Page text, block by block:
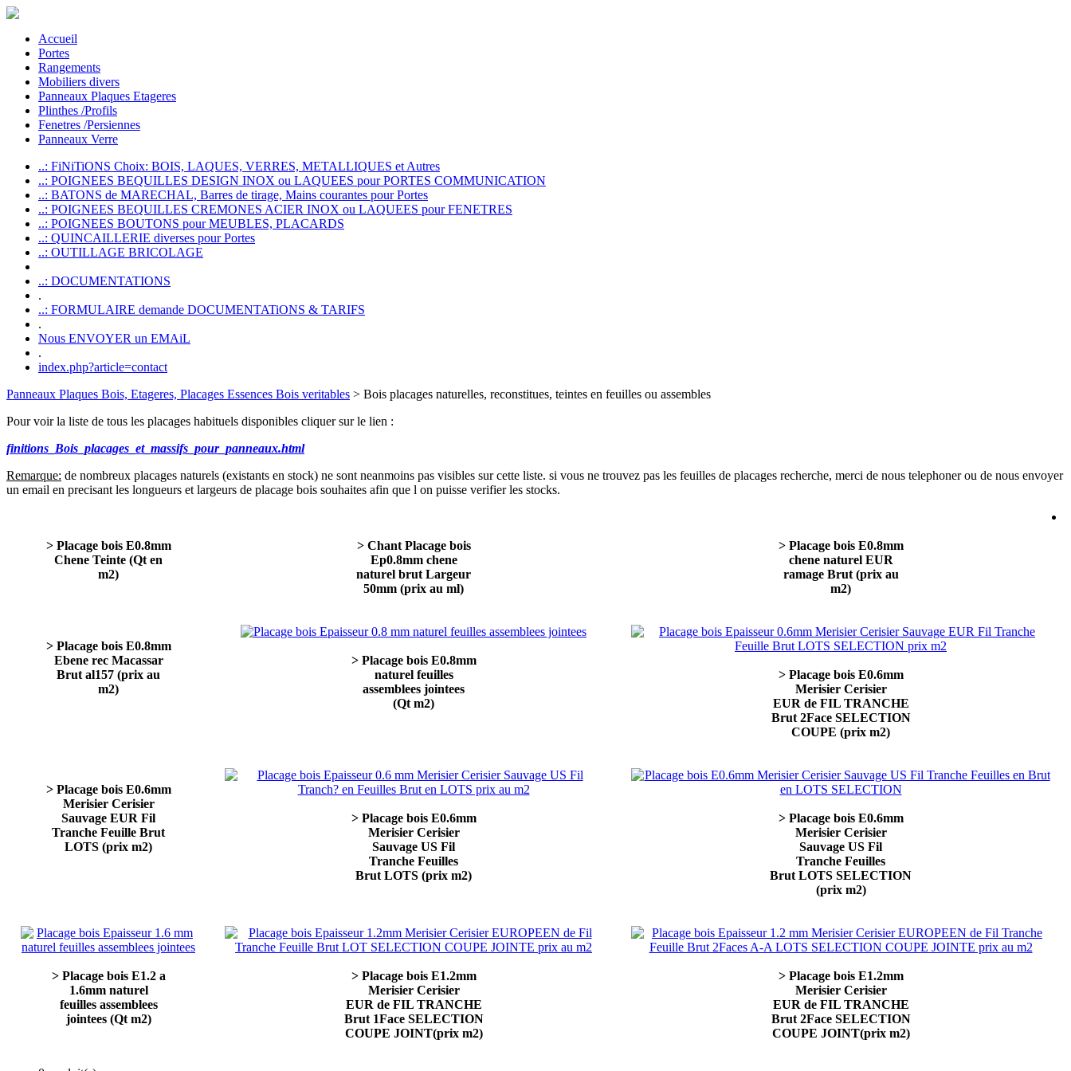
Accueil
Portes
Rangements
Mobiliers divers
Panneaux Plaques Etageres
Plinthes /Profils
Fenetres /Persiennes
Panneaux Verre
..: FiNiTiONS Choix: BOIS, LAQUES, VERRES, METALLIQUES et Autres
..: POIGNEES BEQUILLES DESIGN INOX ou LAQUEES pour PORTES COMMUNICATION
..: BATONS de MARECHAL, Barres de tirage, Mains courantes pour Portes
..: POIGNEES BEQUILLES CREMONES ACIER INOX ou LAQUEES pour FENETRES
..: POIGNEES BOUTONS pour MEUBLES, PLACARDS
..: QUINCAILLERIE diverses pour Portes
..: OUTILLAGE BRICOLAGE
..: DOCUMENTATIONS
.
..: FORMULAIRE demande DOCUMENTATiONS & TARIFS
.
Nous ENVOYER un EMAiL
.
index.php?article=contact
Panneaux Plaques Bois, Etageres, Placages Essences Bois veritables > Bois placages naturelles, reconstitues, teintes en feuilles ou assembles
Pour voir la liste de tous les placages habituels disponibles cliquer sur le lien :
finitions_Bois_placages_et_massifs_pour_panneaux.html
Remarque: de nombreux placages naturels (existants en stock) ne sont neanmoins pas visibles sur cette liste. si vous ne trouvez pas les feuilles de placages recherche, merci de nous telephoner ou de nous envoyer
un email en precisant les longueurs et largeurs de placage bois souhaites afin que l on puisse verifier les stocks.
> Placage bois E0.8mm
Chene Teinte (Qt en
m2)
> Chant Placage bois
Ep0.8mm chene
naturel brut Largeur
50mm (prix au ml)
> Placage bois E0.8mm
chene naturel EUR
ramage Brut (prix au
m2)
> Placage bois E0.8mm
Ebene rec Macassar
Brut al157 (prix au
m2)
> Placage bois E0.8mm
naturel feuilles
assemblees jointees
(Qt m2)
> Placage bois E0.6mm
Merisier Cerisier
EUR de FIL TRANCHE
Brut 2Face SELECTION
COUPE (prix m2)
> Placage bois E0.6mm
Merisier Cerisier
Sauvage EUR Fil
Tranche Feuille Brut
LOTS (prix m2)
> Placage bois E0.6mm
Merisier Cerisier
Sauvage US Fil
Tranche Feuilles
Brut LOTS (prix m2)
> Placage bois E0.6mm
Merisier Cerisier
Sauvage US Fil
Tranche Feuilles
Brut LOTS SELECTION
(prix m2)
> Placage bois E1.2 a
1.6mm naturel
feuilles assemblees
jointees (Qt m2)
> Placage bois E1.2mm
Merisier Cerisier
EUR de FIL TRANCHE
Brut 1Face SELECTION
COUPE JOINT(prix m2)
> Placage bois E1.2mm
Merisier Cerisier
EUR de FIL TRANCHE
Brut 2Face SELECTION
COUPE JOINT(prix m2)